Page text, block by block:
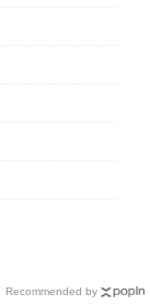
Recommended by